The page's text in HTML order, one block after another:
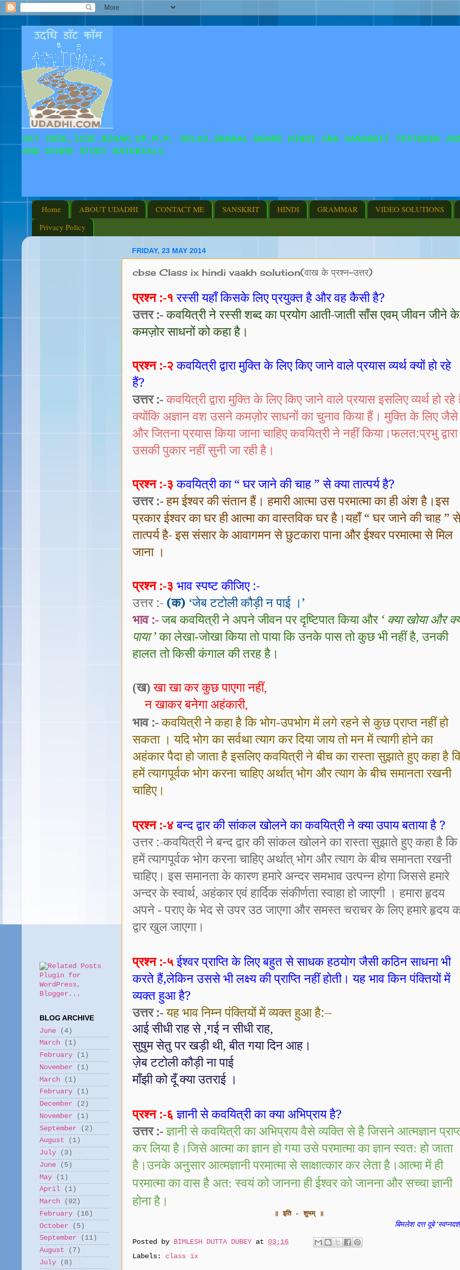
GET CBSE,ICSE.BIHAR,UP,M.P, DELHI,BENGAL BOARD HINDI AND SANSKRIT TEXTBOOK
AND OTHER STUDY MATERIALS
Home ABOUT UDADHI CONTACT ME SANSKRIT HINDI GRAMMAR
VIDEO SOLUTIONS
Privacy Policy
FRIDAY, 23 MAY 2014
cbse Class ix hindi vaakh solution(वाख के प्रश्न-उत्तर)
प्रश्न :-१ रस्सी यहाँ किसके लिए प्रयुक्त है और वह कैसी है?
उत्तर :-कवयित्री ने रस्सी शब्द का प्रयोग आती-जाती साँस एवम् जीवन जीने के
कमज़ोर साधनों को कहा है।
प्रश्न :-२कवयित्री द्वारा मुक्ति के लिए किए जाने वाले प्रयास व्यर्थ क्यों हो रहे
हैं?
उत्तर :-कवयित्री द्वारा मुक्ति के लिए किए जाने वाले प्रयास इसलिए व्यर्थ हो रहे
क्योंकि अज्ञान वश उसने कमज़ोर साधनों का चुनाव किया हैं। मुक्ति के लिए जैसे
और जितना प्रयास किया जाना चाहिए कवयित्री ने नहीं किया।फलत:प्रभु द्वारा
उसकी पुकार नहीं सुनी जा रही है।
प्रश्न :-३ कवयित्री का “ घर जाने की चाह ” से क्या तात्पर्य है?
उत्तर :-हम ईश्वर की संतान हैं। हमारी आत्मा उस परमात्मा का ही अंश है।इस
प्रकार ईश्वर का घर ही आत्मा का वास्तविक घर है।यहाँ “ घर जाने की चाह ”
तात्पर्य है- इस संसार के आवागमन से छुटकारा पाना और ईश्वर परमात्मा से मिल
जाना ।
प्रश्न :-३ भाव स्पष्ट कीजिए :-
उत्तर :- (क) ‘जेब टटोली कौड़ी न पाई ।’
भाव :-जब कवयित्री ने अपने जीवन पर दृष्टिपात किया और ‘ क्या खोया और
पाया ’का लेखा-जोखा किया तो पाया कि उनके पास तो कुछ भी नहीं है,उनकी
हालत तो किसी कंगाल की तरह है।
(ख) खा खा कर कुछ पाएगा नहीं,
न खाकर बनेगा अहंकारी,
भाव :-कवयित्री ने कहा है कि भोग-उपभोग में लगे रहने से कुछ प्राप्त नहीं हो
सकता । यदि भोग का सर्वथा त्याग कर दिया जाय तो मन में त्यागी होने का
अहंकार पैदा हो जाता है इसलिए कवयित्री ने बीच का रास्ता सुझाते हुए कहा है
हमें त्यागपूर्वक भोग करना चाहिए अर्थात् भोग और त्याग के बीच समानता रखनी
चाहिए।
प्रश्न :-४बन्द द्वार की सांकल खोलने का कवयित्री ने क्या उपाय बताया है?
उत्तर :-कवयित्री ने बन्द द्वार की सांकल खोलने का रास्ता सुझाते हुए कहा है कि
हमें त्यागपूर्वक भोग करना चाहिए अर्थात् भोग और त्याग के बीच समानता रखनी
चाहिए। इस समानता के कारण हमारे अन्दर समभाव उत्पन्न होगा जिससे हमारे
अन्दर के स्वार्थ, अहंकार एवं हार्दिक संकीर्णता स्वाहा हो जाएगी । हमारा हृदय
अपने -पराए के भेद से उपर उठ जाएगा और समस्त चराचर के लिए हमारे हृदय
द्वार खुल जाएगा।
प्रश्न :-५ईश्वर प्राप्ति के लिए बहुत से साधक हठयोग जैसी कठिन साधना भी
करते हैं,लेकिन उससे भी लक्ष्य की प्राप्ति नहीं होती। यह भाव किन पंक्तियों में
व्यक्त हुआ है?
उत्तर :-यह भाव निम्न पंक्तियों में व्यक्त हुआ है:--
आई सीधी राह से ,गई न सीधी राह,
सुषुम सेतु पर खड़ी थी,बीत गया दिन आह।
ज़ेब टटोली कौड़ी ना पाई
माँझी को दूँ क्या उतराई ।
प्रश्न :-६ज्ञानी से कवयित्री का क्या अभिप्राय है?
उत्तर :-ज्ञानी से कवयित्री का अभिप्राय वैसे व्यक्ति से है जिसने आत्मज्ञान
कर लिया है।जिसे आत्मा का ज्ञान हो गया उसे परमात्मा का ज्ञान स्वत:हो जाता
है।उनके अनुसार आत्मज्ञानी परमात्मा से साक्षात्कार कर लेता है।आत्मा में ही
परमात्मा का वास है अत:स्वयं को जानना ही ईश्वर को जानना और सच्चाज्ञानी
होना है।
॥ इति - शुभम् ॥
बिमलेश दत्त दूबे
Posted by BIMLESH DUTTA DUBEY at 03:16
Labels: class ix
BLOG ARCHIVE
June (4)
March (1)
February (1)
November (1)
March (1)
February (1)
December (2)
November (1)
September (2)
August (1)
July (3)
June (5)
May (1)
April (1)
March (92)
February (16)
October (5)
September (11)
August (7)
July (8)